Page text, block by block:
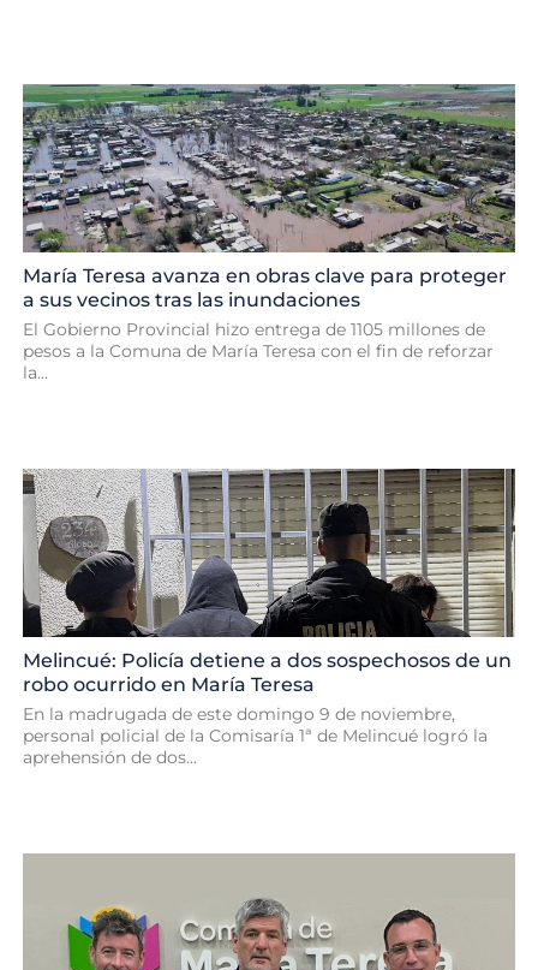
María Teresa avanza en obras clave para proteger
a sus vecinos tras las inundaciones
El Gobierno Provincial hizo entrega de 1105 millones de
pesos a la Comuna de María Teresa con el fin de reforzar
la...
Melincué: Policía detiene a dos sospechosos de un
robo ocurrido en María Teresa
En la madrugada de este domingo 9 de noviembre,
personal policial de la Comisaría 1ª de Melincué logró la
aprehensión de dos...